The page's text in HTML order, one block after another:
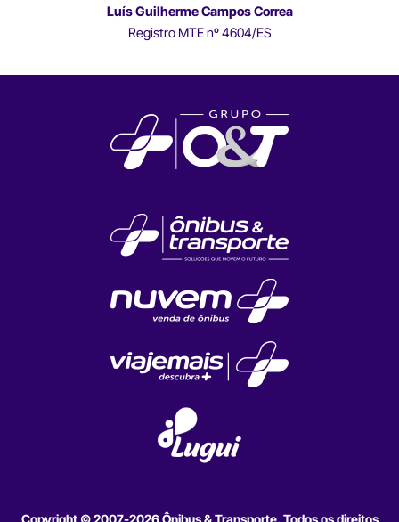
Luís Guilherme Campos Correa
Registro MTE nº 4604/ES